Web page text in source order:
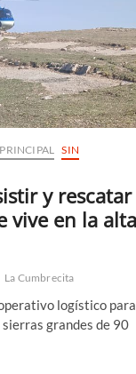
PRINCIPAL
SIN
y rescatar
vive en la alta
La Cumbrecita
logístico para
grandes de 90